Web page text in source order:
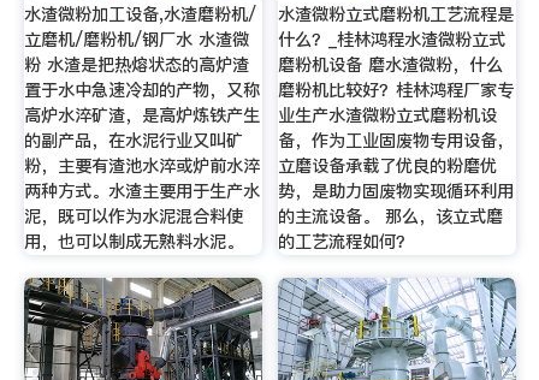
水渣微粉加工设备,水渣磨粉机/
立磨机/磨粉机/钢厂水 水渣微
粉 水渣是把热熔状态的高炉渣
置于水中急速冷却的产物，又称
高炉水淬矿渣，是高炉炼铁产生
的副产品，在水泥行业又叫矿
粉，主要有渣池水淬或炉前水淬
两种方式。水渣主要用于生产水
泥，既可以作为水泥混合料使
用，也可以制成无熟料水泥。
水渣微粉立式磨粉机工艺流程是
什么？_桂林鸿程水渣微粉立式
磨粉机设备 磨水渣微粉，什么
磨粉机比较好？桂林鸿程厂家专
业生产水渣微粉立式磨粉机设
备，作为工业固废物专用设备，
立磨设备承载了优良的粉磨优
势，是助力固废物实现循环利用
的主流设备。 那么，该立式磨
的工艺流程如何？